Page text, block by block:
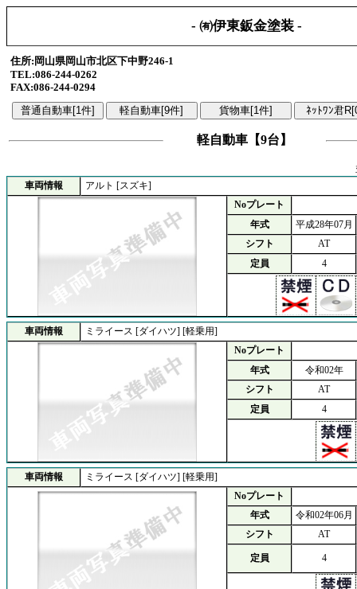
- ㈲伊東鈑金塗装 -
住所:岡山県岡山市北区下中野246-1
TEL:086-244-0262
FAX:086-244-0294
軽自動車【9台】
車両情報
アルト [スズキ]
Noプレート
年式
平成28年07月
シフト
AT
定員
4
車両情報
ミライース [ダイハツ] [軽乗用]
Noプレート
年式
令和02年
シフト
AT
定員
4
車両情報
ミライース [ダイハツ] [軽乗用]
Noプレート
年式
令和02年06月
シフト
AT
定員 4